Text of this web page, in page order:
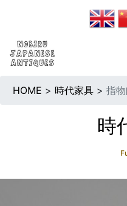
HOME > 時代家具 > 指
時